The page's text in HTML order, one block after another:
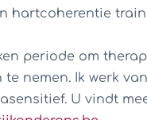
hartcoherentie
periode om
nemen. Ik werk
U vindt